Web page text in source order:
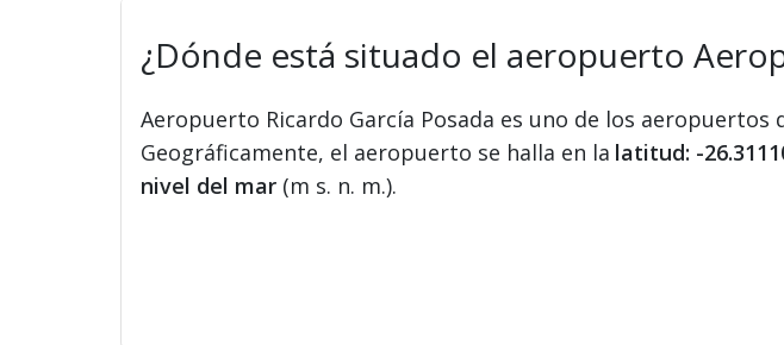
¿Dónde está situado el aeropuerto
Aeropuerto Ricardo García Posada es uno de los aeropuertos
Geográficamente, el aeropuerto se halla en la latitud: -
nivel del mar (m s. n. m.).